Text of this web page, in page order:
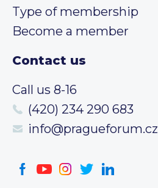
Type of membership
Become a member
Contact us
Call us 8-16
(420) 234 290 683
info@pragueforum.cz